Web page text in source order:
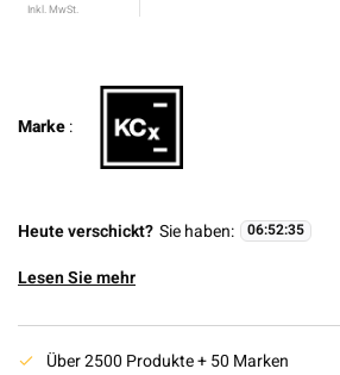
Inkl. MwSt.
Marke:
Heute verschickt? Sie haben: 06:52:35
Lesen Sie mehr
Über 2500 Produkte + 50 Marken